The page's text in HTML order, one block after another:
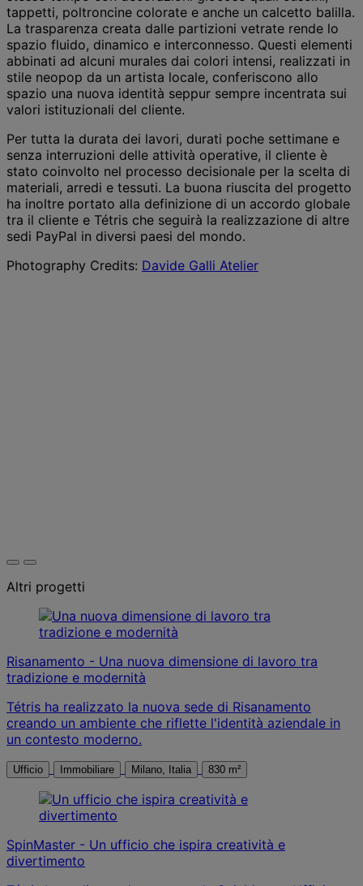
tappetti, poltroncine colorate e anche un calcetto balilla.
La trasparenza creata dalle partizioni vetrate rende lo
spazio fluido, dinamico e interconnesso. Questi elementi
abbinati ad alcuni murales dai colori intensi, realizzati in
stile neopop da un artista locale, conferiscono allo
spazio una nuova identità seppur sempre incentrata sui
valori istituzionali del cliente.
Per tutta la durata dei lavori, durati poche settimane e
senza interruzioni delle attività operative, il cliente è
stato coinvolto nel processo decisionale per la scelta di
materiali, arredi e tessuti. La buona riuscita del progetto
ha inoltre portato alla definizione di un accordo globale
tra il cliente e Tétris che seguirà la realizzazione di altre
sedi PayPal in diversi paesi del mondo.
Photography Credits: Davide Galli Atelier
Altri progetti
Risanamento - Una nuova dimensione di lavoro tra
tradizione e modernità
Tétris ha realizzato la nuova sede di Risanamento
creando un ambiente che riflette l'identità aziendale in
un contesto moderno.
Ufficio Immobiliare Milano, Italia 830 m²
SpinMaster - Un ufficio che ispira creatività e
divertimento